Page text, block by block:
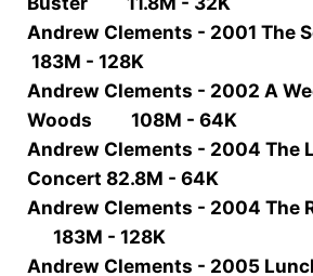
Andrew Clements - 2001
183M - 128K
Andrew Clements - 2002 A
Woods 108M - 64K
Andrew Clements - 2004 The
Concert 82.8M - 64K
Andrew Clements - 2004
183M - 128K
Andrew Clements - 2005